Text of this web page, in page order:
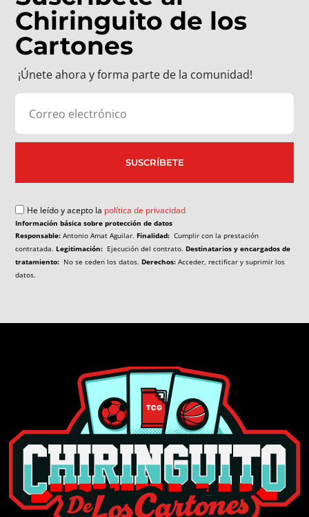
Chiringuito de los
Cartones
¡Únete ahora y forma parte de la comunidad!
He leído y acepto la política de privacidad
SUSCRÍBETE
Información básica sobre protección de datos
Responsable: Antonio Amat Aguilar. Finalidad: Cumplir con la prestación
contratada. Legitimación: Ejecución del contrato. Destinatarios y encargados de
tratamiento: No se ceden los datos. Derechos: Acceder, rectificar y suprimir los
datos.